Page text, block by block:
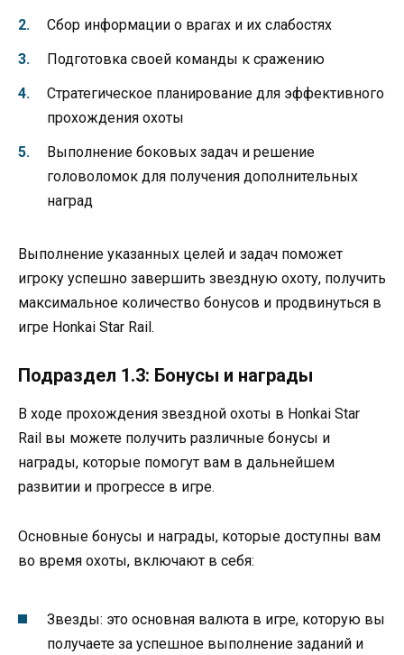
Сбор информации о врагах и их слабостях
Подготовка своей команды к сражению
Стратегическое планирование для эффективного
прохождения охоты
Выполнение боковых задач и решение
головоломок для получения дополнительных
наград
Выполнение указанных целей и задач поможет
игроку успешно завершить звездную охоту, получить
максимальное количество бонусов и продвинуться в
игре Honkai Star Rail.
Подраздел 1.3: Бонусы и награды
В ходе прохождения звездной охоты в Honkai Star
Rail вы можете получить различные бонусы и
награды, которые помогут вам в дальнейшем
развитии и прогрессе в игре.
Основные бонусы и награды, которые доступны вам
во время охоты, включают в себя:
Звезды: это основная валюта в игре, которую вы
получаете за успешное выполнение заданий и